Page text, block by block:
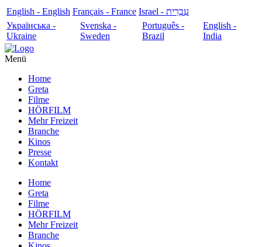
English - English Français - France
עִבְרִית - Israel
Українська -
Ukraine
Svenska -
Sweden
Português -
Brazil
English -
India
Menü
Home
Greta
Filme
HÖRFILM
Mehr Freizeit
Branche
Kinos
Presse
Kontakt
Home
Greta
Filme
HÖRFILM
Mehr Freizeit
Branche